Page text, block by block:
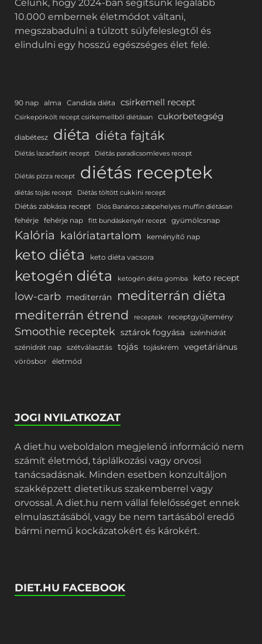
Célunk, hogy 2024-ban segítsünk legalább
10.000 embernek életmódot váltani,
megszabadulni a túlzott súlyfeleslegtől és
elindulni egy hosszú egészséges élet felé.
90 nap alma Candida diéta csirkemell recept
Csirkepörkölt recept csirkemellből diétásan cukorbetegség
diabétesz diéta diéta fajták
Diétás lazacfasírt recept Diétás paradicsomleves recept
Diétás pizza recept diétás receptek
diétás tojás recept Diétás töltött cukkini recept
Diétás zabkása recept Diós Banános zabpehelyes muffin diétásan
fehérje fehérje nap fitt bundáskenyér recept gyümölcsnap
Kalória kalóriatartalom keményítő nap
keto diéta keto diéta vacsora
ketogén diéta ketogén diéta gomba keto recept
low-carb mediterrán mediterrán diéta
mediterrán étrend receptek receptgyűjtemény
Smoothie receptek sztárok fogyása
szénhidrát
szénidrát nap szétválasztás tojás tojáskrém vegetáriánus
vörösbor életmód
JOGI NYILATKOZAT
A diet.hu weboldalon megjelenő információ nem
számít életmód, táplálkozási vagy orvosi
tanácsadásnak. Minden esetben konzultáljon
szakképzett dietetikus szakemberrel vagy
orvossal. A diet.hu nem vállal felelősséget ennek
elmulasztásából, vagy be nem tartásából eredő
bármi nemű kockázatokért és károkért.
DIET.HU FACEBOOK